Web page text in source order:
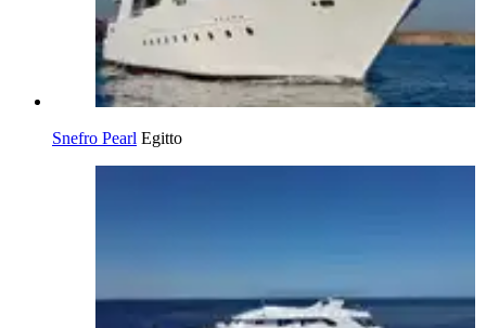
Snefro Pearl Egitto